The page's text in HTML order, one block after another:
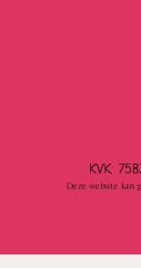
KVK:
Deze website kan